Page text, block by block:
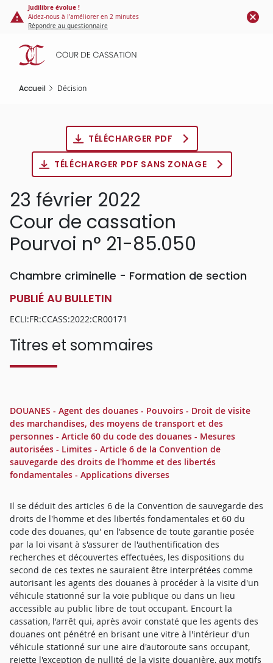
Panneau de gestion des cookies
contenu
principal
Judilibre évolue !
Aidez-nous à l'améliorer en 2 minutes
Répondre au questionnaire
Accueil Décision
TÉLÉCHARGER PDF
TÉLÉCHARGER PDF SANS ZONAGE
23 février 2022
Cour de cassation
Pourvoi n° 21-85.050
Chambre criminelle - Formation de section
PUBLIÉ AU BULLETIN
ECLI:FR:CCASS:2022:CR00171
Titres et sommaires
DOUANES - Agent des douanes - Pouvoirs - Droit de visite
des marchandises, des moyens de transport et des
personnes - Article 60 du code des douanes - Mesures
autorisées - Limites - Article 6 de la Convention de
sauvegarde des droits de l'homme et des libertés
fondamentales - Applications diverses
Il se déduit des articles 6 de la Convention de sauvegarde des
droits de l'homme et des libertés fondamentales et 60 du
code des douanes, qu' en l'absence de toute garantie posée
par la loi visant à s'assurer de l'authentification des
recherches et découvertes effectuées, les dispositions du
second de ces textes ne sauraient être interprétées comme
autorisant les agents des douanes à procéder à la visite d'un
véhicule stationné sur la voie publique ou dans un lieu
accessible au public libre de tout occupant. Encourt la
cassation, l'arrêt qui, après avoir constaté que les agents des
douanes ont pénétré en brisant une vitre à l'intérieur d'un
véhicule stationné sur une aire d'autoroute sans occupant,
rejette l'exception de nullité de la visite douanière, aux motifs